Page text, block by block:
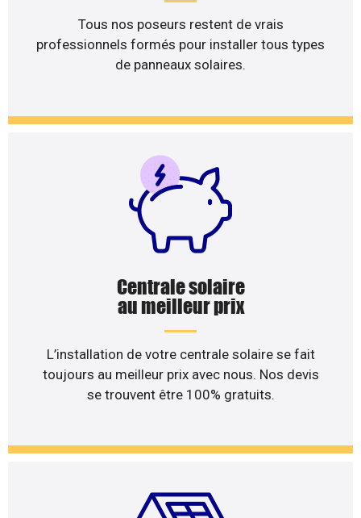
Tous nos poseurs restent de vrais
professionnels formés pour installer tous types
de panneaux solaires.
Centrale solaire
au meilleur prix
L’installation de votre centrale solaire se fait
toujours au meilleur prix avec nous. Nos devis
se trouvent être 100% gratuits.